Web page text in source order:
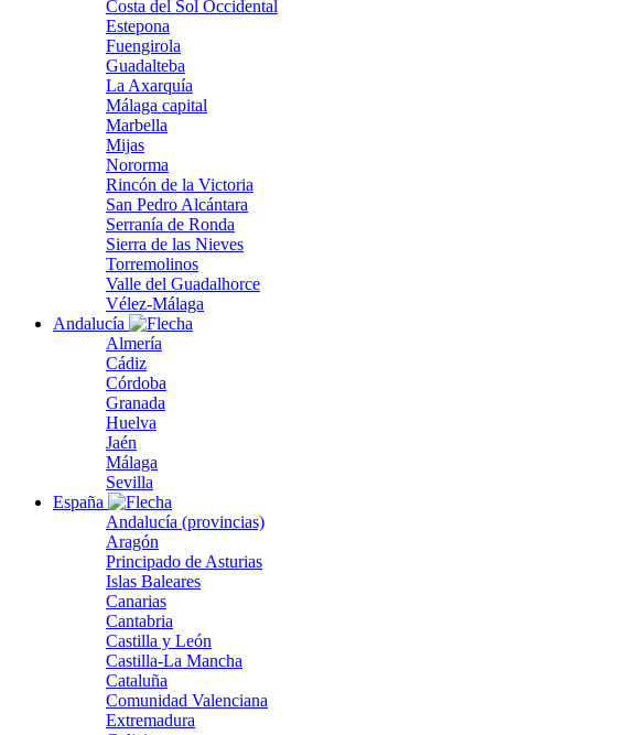
Costa del Sol Occidental
Estepona
Fuengirola
Guadalteba
La Axarquía
Málaga capital
Marbella
Mijas
Nororma
Rincón de la Victoria
San Pedro Alcántara
Serranía de Ronda
Sierra de las Nieves
Torremolinos
Valle del Guadalhorce
Vélez-Málaga
Andalucía
Almería
Cádiz
Córdoba
Granada
Huelva
Jaén
Málaga
Sevilla
España
Andalucía (provincias)
Aragón
Principado de Asturias
Islas Baleares
Canarias
Cantabria
Castilla y León
Castilla-La Mancha
Cataluña
Comunidad Valenciana
Extremadura